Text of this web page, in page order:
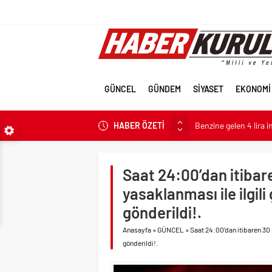
GÜNCEL GÜNDEM SİYASET EKONOMİ
HABER ÖZETİ
Benzine gelen 4 lira
ABD’nin Hiroşima
Erdal
İran’a güç
Terörsüz Türkiye için
Terörsüz Türkiye
Saat 24:00’dan
yasaklanması ile
gönderildi!.
Anasayfa »GÜNCEL »Saat 24:00’dan itibaren
gönderildi!.